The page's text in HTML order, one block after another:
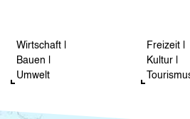
Wirtschaft |
Bauen |
Umwelt
Freizeit |
Kultur |